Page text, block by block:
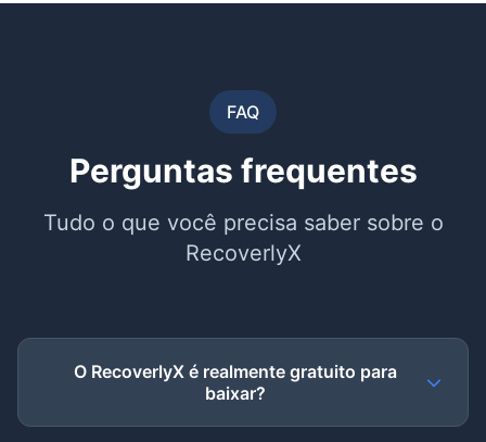
FAQ
Perguntas frequentes
Tudo o que você precisa saber sobre o
RecoverlyX
O RecoverlyX é realmente gratuito para
baixar?